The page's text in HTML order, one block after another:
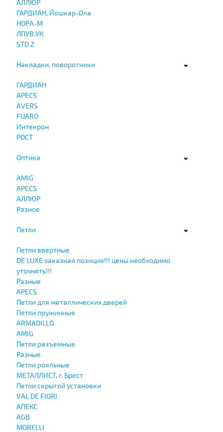
АЛЛЮР
ГАРДИАН, Йошкар-Ола
НОРА-М
ЛПУВ.УК
STD Z
Накладки, поворотники
ГАРДИАН
APECS
AVERS
FUARO
Интекрон
РОСТ
Оптика
AMIG
APECS
АЛЛЮР
Разное
Петли
Петли ввертные
DE LUXE заказная позиция!!! цены необходимо
уточнять!!!
Разные
APECS
Петли для металлических дверей
Петли пружинные
ARMADILLO
AMIG
Петли разъемные
Разные
Петли рояльные
МЕТАЛЛИСТ, г. Брест
Петли скрытой установки
VAL DE FIORI
АПЕКС
AGB
MORELLI